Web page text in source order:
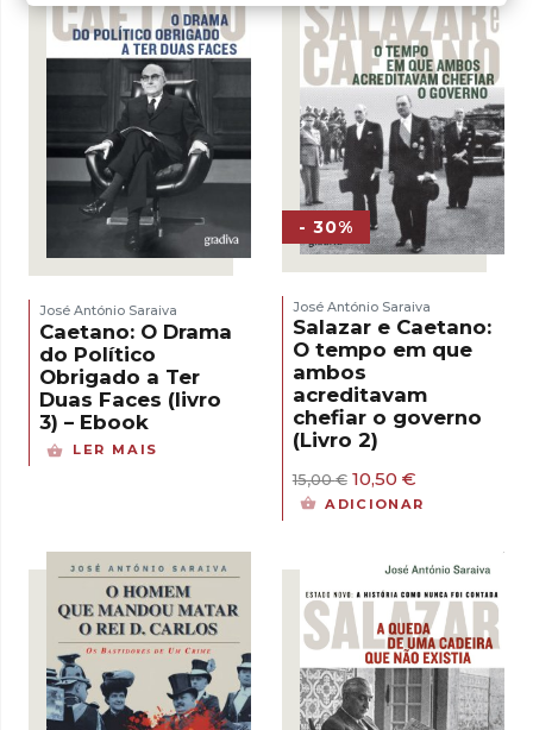
José António Saraiva
Caetano: O Drama
do Político
Obrigado a Ter
Duas Faces (livro
3) – Ebook
LER MAIS
- 30%
José António Saraiva
Salazar e Caetano:
O tempo em que
ambos
acreditavam
chefiar o governo
(Livro 2)
15,00€ O
preço
10,50 €O
preço
ADICIONAR